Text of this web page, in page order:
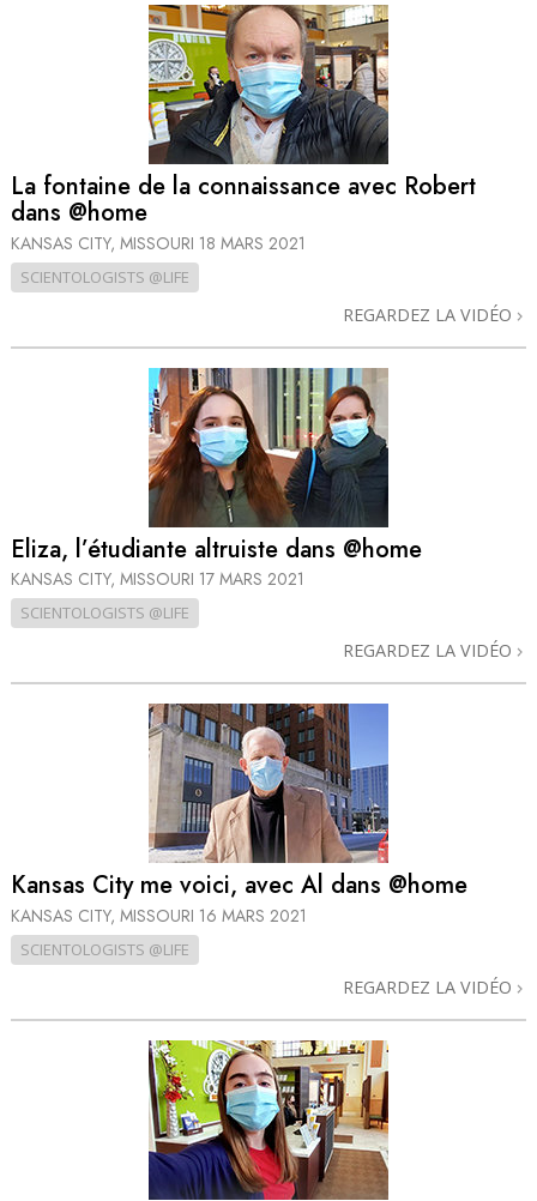
La fontaine de la connaissance avec Robert
dans @home
KANSAS CITY, MISSOURI 18 MARS 2021
SCIENTOLOGISTS @LIFE
REGARDEZ LA VIDÉO
Eliza, l’étudiante altruiste dans @home
KANSAS CITY, MISSOURI 17 MARS 2021
SCIENTOLOGISTS @LIFE
REGARDEZ LA VIDÉO
Kansas City me voici, avec Al dans @home
KANSAS CITY, MISSOURI 16 MARS 2021
SCIENTOLOGISTS @LIFE
REGARDEZ LA VIDÉO